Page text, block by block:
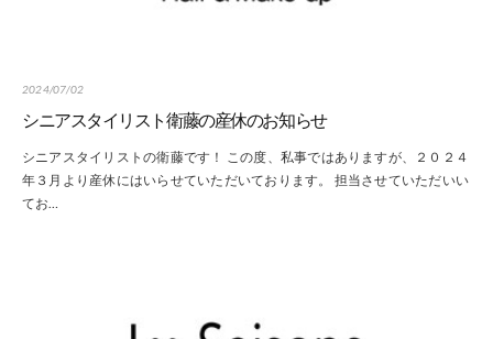
2024/07/02
シニアスタイリスト衛藤の産休のお知らせ
シニアスタイリストの衛藤です！ この度、私事ではありますが、２０２４
年３月より産休にはいらせていただいております。 担当させていただいい
てお…